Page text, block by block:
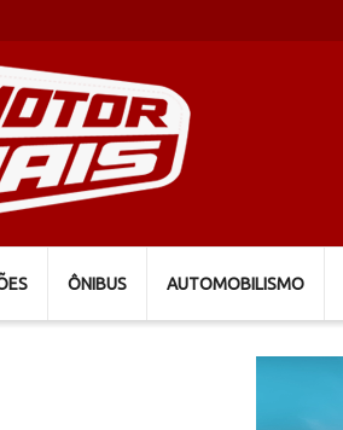
ÔNIBUS AUTOMOBILISMO